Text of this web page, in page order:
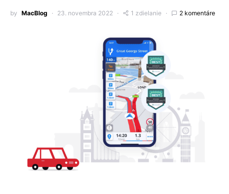
by MacBlog 23. novembra 2022 1 zdielanie 2 komentáre